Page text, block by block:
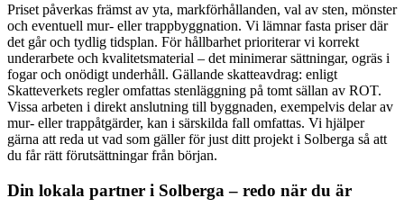
Priset påverkas främst av yta, markförhållanden, val av sten, mönster
och eventuell mur- eller trappbyggnation. Vi lämnar fasta priser där
det går och tydlig tidsplan. För hållbarhet prioriterar vi korrekt
underarbete och kvalitetsmaterial – det minimerar sättningar, ogräs i
fogar och onödigt underhåll. Gällande skatteavdrag: enligt
Skatteverkets regler omfattas stenläggning på tomt sällan av ROT.
Vissa arbeten i direkt anslutning till byggnaden, exempelvis delar av
mur- eller trappåtgärder, kan i särskilda fall omfattas. Vi hjälper
gärna att reda ut vad som gäller för just ditt projekt i Solberga så att
du får rätt förutsättningar från början.
Din lokala partner i Solberga – redo när du är